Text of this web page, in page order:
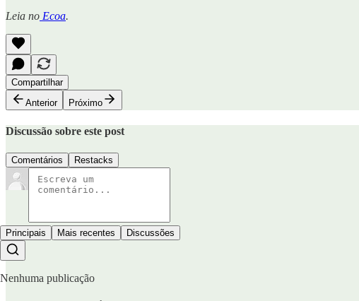
Leia no Ecoa.
Compartilhar
Anterior
Próximo
Discussão sobre este post
Comentários Restacks
Principais Mais recentes Discussões
Nenhuma publicação